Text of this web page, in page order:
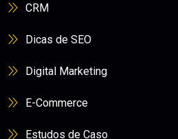
CRM
Dicas de SEO
Digital Marketing
E-Commerce
Estudos de Caso